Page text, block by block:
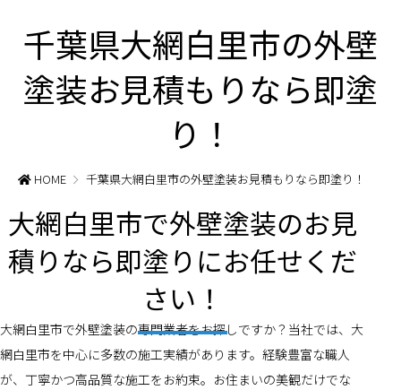
千葉県大網白里市の外壁
塗装お見積もりなら即塗
り！
HOME 千葉県大網白里市の外壁塗装お見積もりなら即塗り！
大網白里市で外壁塗装のお見
積りなら即塗りにお任せくだ
さい！
大網白里市で外壁塗装の専門業者をお探しですか？当社では、大
網白里市を中心に多数の施工実績があります。経験豊富な職人
が、丁寧かつ高品質な施工をお約束。お住まいの美観だけでな